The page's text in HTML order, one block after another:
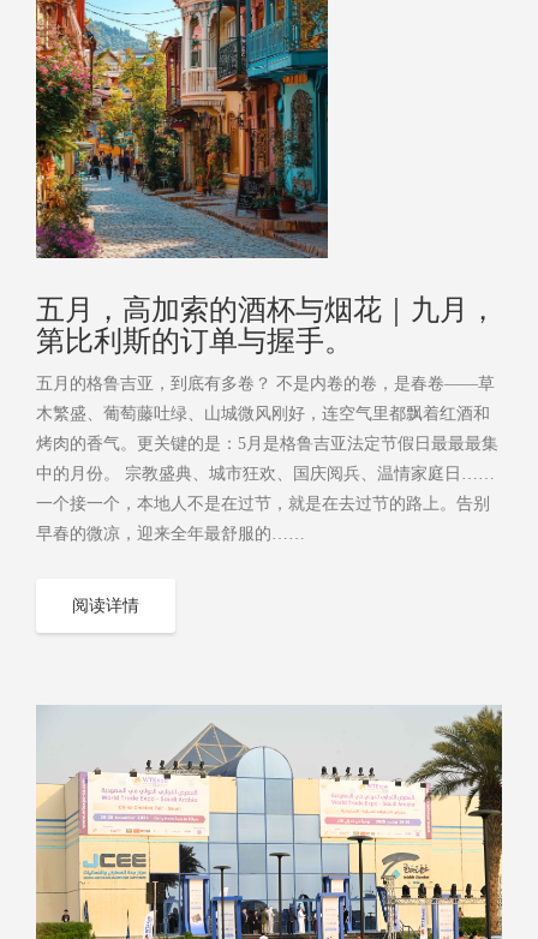
五月，高加索的酒杯与烟花｜九月，
第比利斯的订单与握手。
五月的格鲁吉亚，到底有多卷？ 不是内卷的卷，是春卷——草
木繁盛、葡萄藤吐绿、山城微风刚好，连空气里都飘着红酒和
烤肉的香气。更关键的是：5月是格鲁吉亚法定节假日最最最集
中的月份。 宗教盛典、城市狂欢、国庆阅兵、温情家庭日……
一个接一个，本地人不是在过节，就是在去过节的路上。告别
早春的微凉，迎来全年最舒服的……
阅读详情